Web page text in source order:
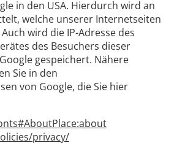
in den USA. Hierdurch wird an
welche unserer Internetseiten
wird die IP-Adresse des
des Besuchers dieser
gespeichert. Nähere
Sie in den
von Google, die Sie hier
privacy/